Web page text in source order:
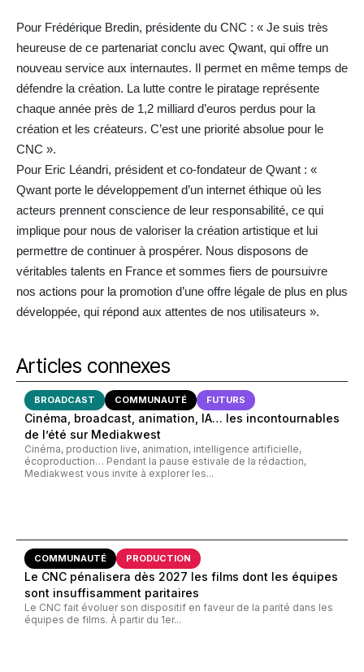
Pour Frédérique Bredin, présidente du CNC : « Je suis très
heureuse de ce partenariat conclu avec Qwant, qui offre un
nouveau service aux internautes. Il permet en même temps de
défendre la création. La lutte contre le piratage représente
chaque année près de 1,2 milliard d’euros perdus pour la
création et les créateurs. C’est une priorité absolue pour le
CNC ».
Pour Eric Léandri, président et co-fondateur de Qwant : «
Qwant porte le développement d’un internet éthique où les
acteurs prennent conscience de leur responsabilité, ce qui
implique pour nous de valoriser la création artistique et lui
permettre de continuer à prospérer. Nous disposons de
véritables talents en France et sommes fiers de poursuivre
nos actions pour la promotion d’une offre légale de plus en plus
développée, qui répond aux attentes de nos utilisateurs ».
Articles connexes
BROADCAST COMMUNAUTÉ FUTURS
Cinéma, broadcast, animation, IA… les incontournables
de l’été sur Mediakwest
Cinéma, production live, animation, intelligence artificielle,
écoproduction… Pendant la pause estivale de la rédaction,
Mediakwest vous invite à explorer les...
COMMUNAUTÉ PRODUCTION
Le CNC pénalisera dès 2027 les films dont les équipes
sont insuffisamment paritaires
Le CNC fait évoluer son dispositif en faveur de la parité dans les
équipes de films. À partir du 1er...